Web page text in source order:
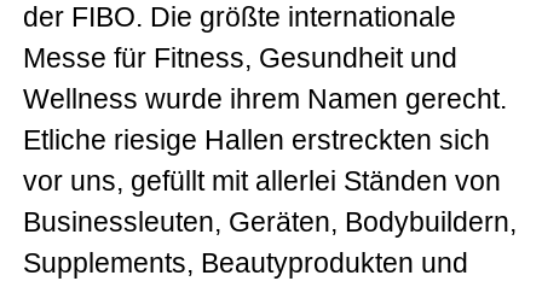
der FIBO. Die größte internationale
Messe für Fitness, Gesundheit und
Wellness wurde ihrem Namen gerecht.
Etliche riesige Hallen erstreckten sich
vor uns, gefüllt mit allerlei Ständen von
Businessleuten, Geräten, Bodybuildern,
Supplements, Beautyprodukten und